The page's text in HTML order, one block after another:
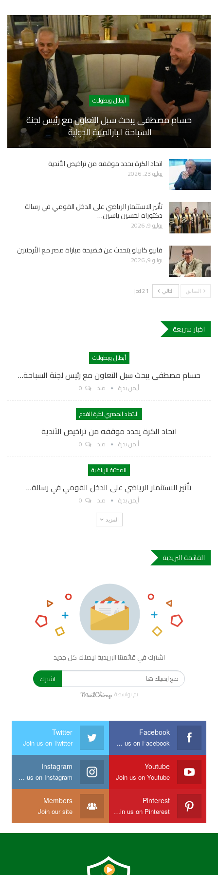
أبطال وبطولات
حسام مصطفى يبحث سبل التعاون مع رئيس لجنة
السباحة البارالمبية الدولية
اتحاد الكرة يحدد موقفه من تراخيص الأندية
يوليو 23, 2026
تأثير الاستثمار الرياضي على الدخل القومي في رسالة
دكتوراه لحسين ياسين…
يوليو 9, 2026
فابيو كابيلو يتحدث عن فضيحة مباراة مصر مع الأرجنتين
يوليو 9, 2026
السابق التالي 1 od 2 |
اخبار سريعة
أبطال وبطولات
حسام مصطفى يبحث سبل التعاون مع رئيس لجنة السباحة…
أيمن بدرة منذ
الاتحاد المصري لكرة القدم
اتحاد الكرة يحدد موقفه من تراخيص الأندية
أيمن بدرة منذ
المكتبة الرياضية
تأثير الاستثمار الرياضي على الدخل القومي في رسالة…
أيمن بدرة منذ
المزيد
القائمة البريدية
اشترك في قائمتنا البريدية ليصلك كل جديد
اشترك
تم بواسطة
Facebook
Join us on Facebook
Twitter
Join us on Twitter
Youtube
Join us on Youtube
Instagram
Join us on Instagram
Pinterest
Join us on Pinterest
Members
Join our site